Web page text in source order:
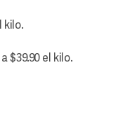
kilo.
$39.90 el kilo.